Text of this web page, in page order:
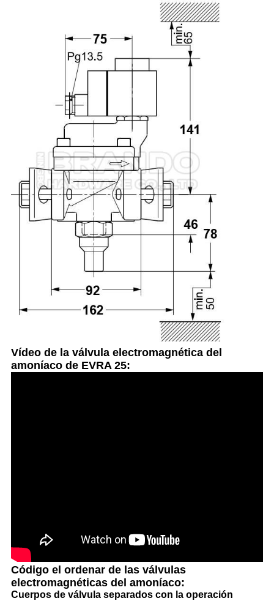
Vídeo de la válvula electromagnética del
amoníaco de EVRA 25:
Código el ordenar de las válvulas
electromagnéticas del amoníaco:
Cuerpos de válvula separados con la operación